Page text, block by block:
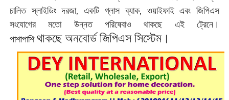
চালিত স্লাইডিং দরজা, একটি গ্লাস ব্যাক, ওয়াইফাই এবং জিপিএস
সংযোগের মতো উন্নত পরিষেবাও থাকছে এই ট্রেনে।
পাশাপাশিথাকছেঅনবোর্ড জিপিএস সিস্টেম।